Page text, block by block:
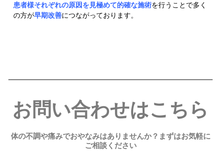
患者様それぞれの原因を見極めて的確な施術を行うことで多く
の方が早期改善につながっております。
お問い合わせはこちら
体の不調や痛みでおやなみはありませんか？まずはお気軽に
ご相談ください